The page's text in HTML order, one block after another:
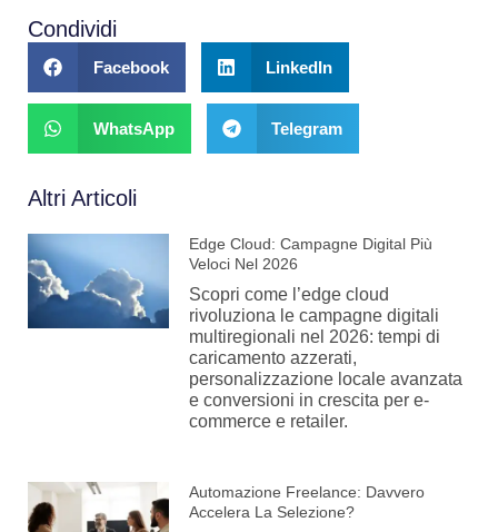
Condividi
Facebook LinkedIn
WhatsApp Telegram
Altri Articoli
Edge Cloud: Campagne Digital Più
Veloci Nel 2026
Scopri come l’edge cloud
rivoluziona le campagne digitali
multiregionali nel 2026: tempi di
caricamento azzerati,
personalizzazione locale avanzata
e conversioni in crescita per e-
commerce e retailer.
Automazione Freelance: Davvero
Accelera La Selezione?